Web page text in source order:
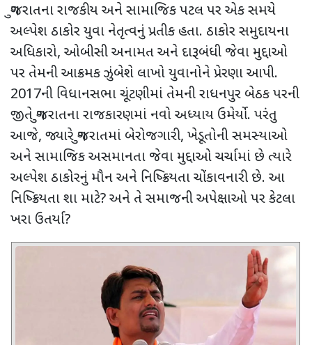
ગુજરાતના રાજકીય અને સામાજિક પટલ પર એક સમયે
અલ્પેશ ઠાકોર યુવા નેતૃત્વનું પ્રતીક હતા. ઠાકોર સમુદાયના
અધિકારો, ઓબીસી અનામત અને દારૂબંધી જેવા મુદ્દાઓ
પર તેમની આક્રમક ઝુંબેશે લાખો યુવાનોને પ્રેરણા આપી.
2017ની વિધાનસભા ચૂંટણીમાં તેમની રાધનપુર બેઠક પરની
જીતે ગુજરાતના રાજકારણમાં નવો અધ્યાય ઉમેર્યો. પરંતુ
આજે, જ્યારે ગુજરાતમાં બેરોજગારી, ખેડૂતોની સમસ્યાઓ
અને સામાજિક અસમાનતા જેવા મુદ્દાઓ ચર્ચામાં છે ત્યારે
અલ્પેશ ઠાકોરનું મૌન અને નિષ્ક્રિયતા ચોંકાવનારી છે. આ
નિષ્ક્રિયતા શા માટે? અને તે સમાજની અપેક્ષાઓ પર કેટલા
ખરા ઉતર્યા?